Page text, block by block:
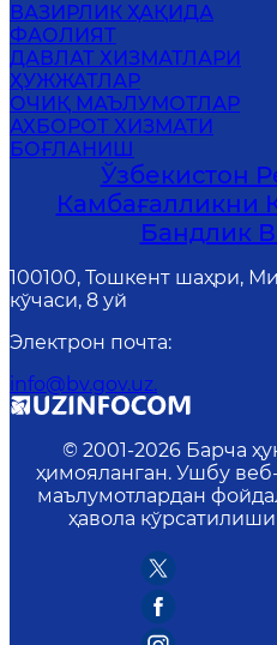
ВАЗИРЛИК ҲАҚИДА
ФАОЛИЯТ
ДАВЛАТ ХИЗМАТЛАРИ
ҲУЖЖАТЛАР
ОЧИҚ МАЪЛУМОТЛАР
АХБОРОТ ХИЗМАТИ
БОҒЛАНИШ
Ўзбекистон
Камбағалликни
Бандлик
100100, Тошкент шаҳри,
кўчаси, 8 уй
Электрон почта:
info@bv.gov.uz.
© 2001-2026 Барча
ҳимояланган. Ушбу
маълумотлардан
ҳавола